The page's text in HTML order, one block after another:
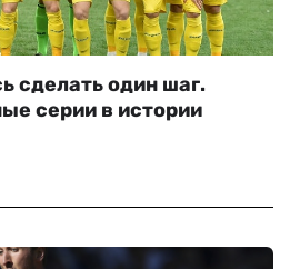
сделать один шаг.
серии в истории